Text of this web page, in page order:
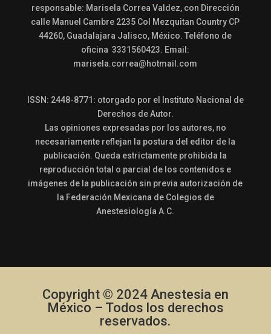
responsable: Marisela Correa Valdez, con Dirección
calle Manuel Cambre 2235 Col Mezquitan Country CP
44260, Guadalajara Jalisco, México. Teléfono de
oficina 3331560423. Email:
marisela.correa@hotmail.com
ISSN: 2448-8771: otorgado por el Instituto Nacional de
Derechos de Autor.
Las opiniones expresadas por los autores, no
necesariamente reflejan la postura del editor de la
publicación. Queda estrictamente prohibida la
reproducción total o parcial de los contenidos e
imágenes de la publicación sin previa autorización de
la Federación Mexicana de Colegios de
Anestesiología A.C.
Copyright © 2024 Anestesia en
México – Todos los derechos
reservados.